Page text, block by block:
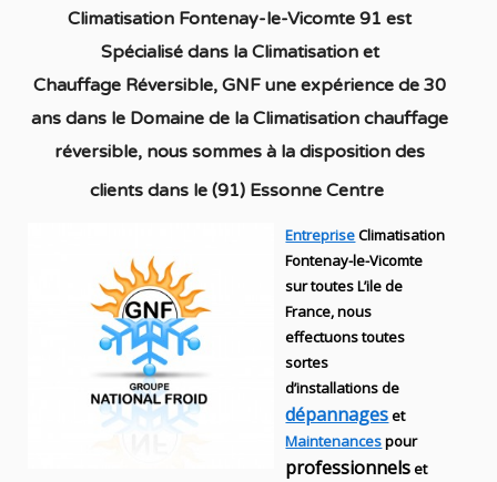
Climatisation Fontenay-le-Vicomte 91est
Spécialisédans la Climatisationet
Chauffage Réversible, GNF une expérience de 30
ans dans le Domaine de la Climatisation chauffage
réversible, nous sommes à la disposition des
clients dansle (91) Essonne Centre
EntrepriseClimatisation
Fontenay-le-Vicomte
sur toutes L’ile de
France, nous
effectuons toutes
sortes
d’installationsde
dépannageset
Maintenancespour
professionnelset